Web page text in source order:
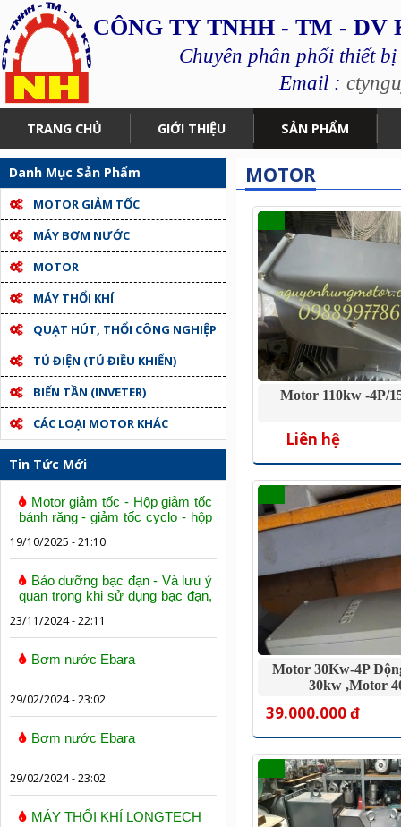
CÔNG TY TNHH - TM -
Chuyên phân phối thiết
Email :
TRANG CHỦ GIỚI THIỆU SẢN PHẨM
Danh Mục Sản Phẩm
MOTOR GIẢM TỐC
MÁY BƠM NƯỚC
MOTOR
MÁY THỔI KHÍ
QUẠT HÚT, THỔI CÔNG NGHIỆP
TỦ ĐIỆN (TỦ ĐIỀU KHIỂN)
BIẾN TẦN (INVETER)
CÁC LOẠI MOTOR KHÁC
Tin Tức Mới
Motor giảm tốc - Hộp giảm tốc
bánh răng - giảm tốc cyclo - hộp
19/10/2025 - 21:10
Bảo dưỡng bạc đạn - Và lưu ý
quan trọng khi sử dụng bạc đạn,
23/11/2024 - 22:11
Bơm nước Ebara
29/02/2024 - 23:02
Bơm nước Ebara
29/02/2024 - 23:02
MÁY THỔI KHÍ LONGTECH
MOTOR
Motor 110kw -4P/
Liên hệ
Motor 30Kw-4P
30kw ,motor
39.000.000 đ